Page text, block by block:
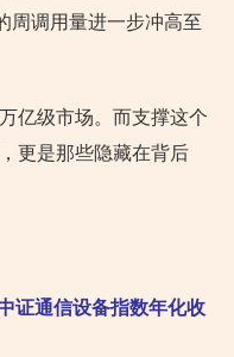
周调用量进一步冲高至
亿级市场。而支撑这个
更是那些隐藏在背后
证通信设备指数年化收